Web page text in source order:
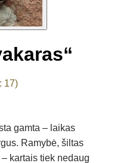
17)
gamta – laikas
Ramybė, šiltas
kartais tiek nedaug